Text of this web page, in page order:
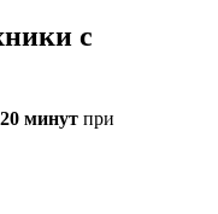
с
минут при